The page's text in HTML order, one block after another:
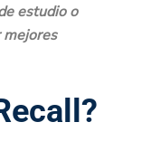
estudio o
mejores